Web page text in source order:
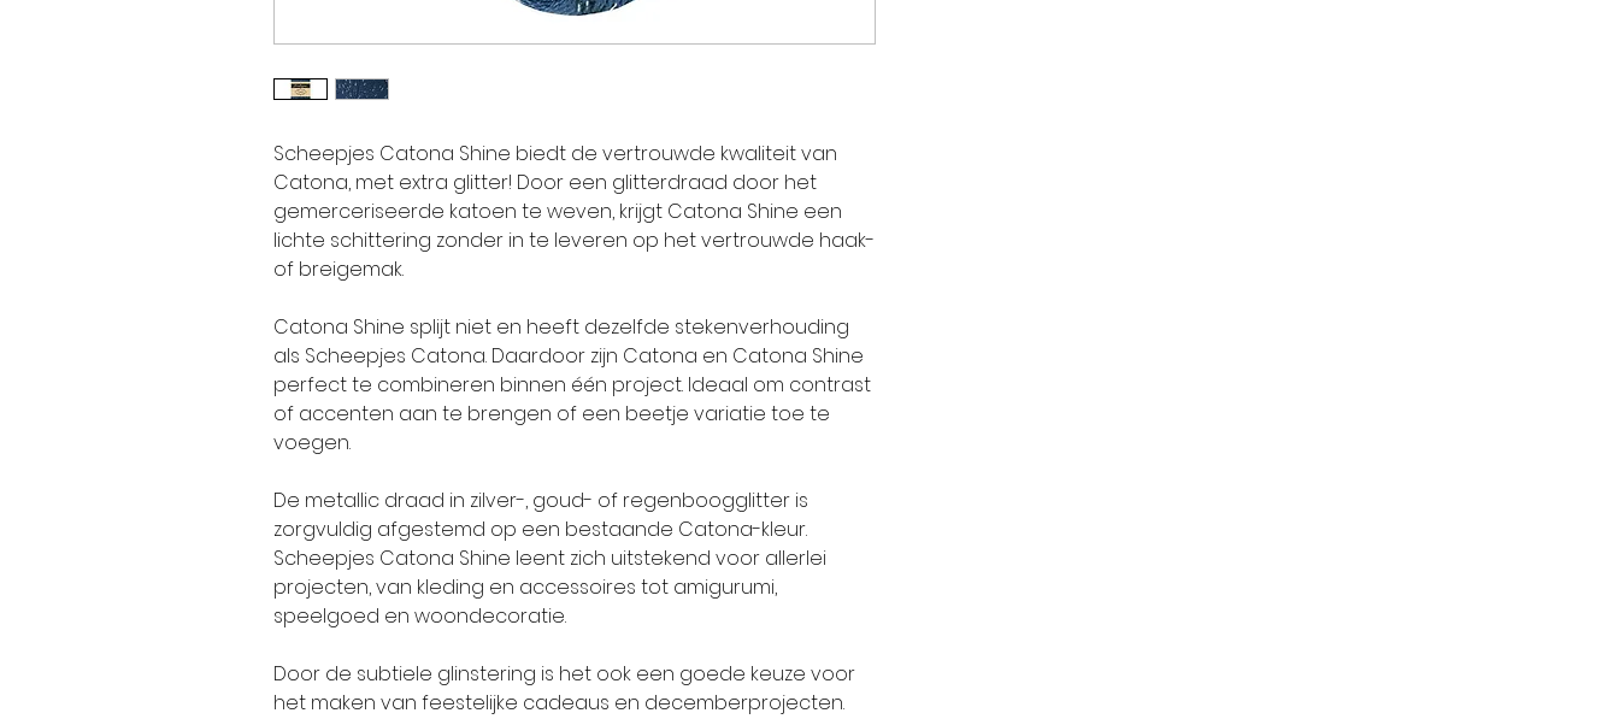
Scheepjes Catona Shine biedt de vertrouwde kwaliteit van
Catona, met extra glitter! Door een glitterdraad door het
gemerceriseerde katoen te weven, krijgt Catona Shine een
lichte schittering zonder in te leveren op het vertrouwde haak-
of breigemak.
Catona Shine splijt niet en heeft dezelfde stekenverhouding
als Scheepjes Catona. Daardoor zijn Catona en Catona Shine
perfect te combineren binnen één project. Ideaal om contrast
of accenten aan te brengen of een beetje variatie toe te
voegen.
De metallic draad in zilver-, goud- of regenboogglitter is
zorgvuldig afgestemd op een bestaande Catona-kleur.
Scheepjes Catona Shine leent zich uitstekend voor allerlei
projecten, van kleding en accessoires tot amigurumi,
speelgoed en woondecoratie.
Door de subtiele glinstering is het ook een goede keuze voor
het maken van feestelijke cadeaus en decemberprojecten.